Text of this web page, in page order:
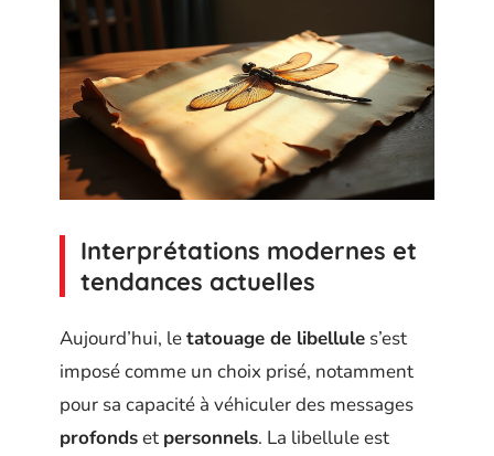
Interprétations modernes et
tendances actuelles
Aujourd’hui, letatouage de libellule s’est
imposé comme un choix prisé, notamment
pour sa capacité à véhiculer des messages
profondset personnels. La libellule est